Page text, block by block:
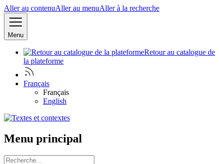
Aller au contenuAller au menuAller à la recherche
Menu
Retour au catalogue de
la plateforme
Français
Français
English
Menu principal